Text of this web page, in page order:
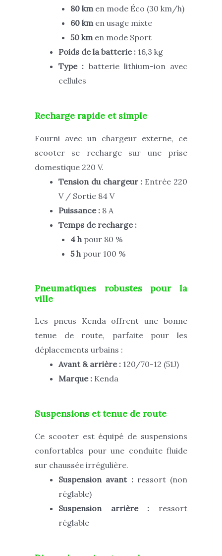
80 kmen mode Éco (30 km/h)
60 kmen usage mixte
50 kmen mode Sport
Poids de la batterie : 16,3 kg
Type : batterie lithium-ion avec
cellules
Recharge rapide et simple
Fourni avec un chargeur externe, ce
scooter se recharge sur une prise
domestique 220 V.
Tension du chargeur : Entrée 220
V / Sortie 84 V
Puissance : 8 A
Temps de recharge :
4 hpour 80 %
5 hpour 100 %
Pneumatiques robustes pour la
ville
Les pneus Kenda offrent une bonne
tenue de route, parfaite pour les
déplacements urbains :
Avant & arrière : 120/70-12 (51J)
Marque : Kenda
Suspensions et tenue de route
Ce scooter est équipé de suspensions
confortables pour une conduite fluide
sur chaussée irrégulière.
Suspension avant :ressort (non
réglable)
Suspension arrière : ressort
réglable